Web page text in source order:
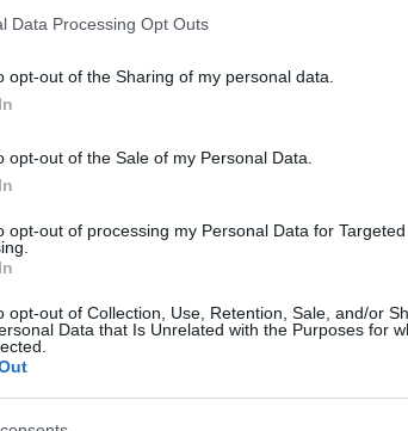
Data Processing Opt Outs
opt-out of the Sharing of my personal data.
opt-out of the Sale of my Personal Data.
opt-out of processing my Personal Data for Targeted
opt-out of Collection, Use, Retention, Sale, and/or
Data that Is Unrelated with the Purposes for
árak